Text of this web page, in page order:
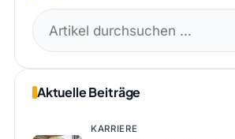
Suchen
nach:
Aktuelle Beiträge
KARRIERE